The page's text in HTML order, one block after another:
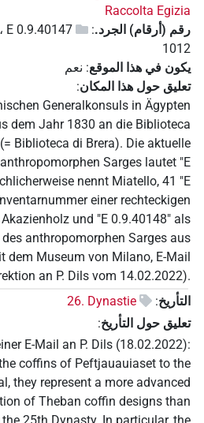
Raccolta Egizia
رقم (أرقام) الجرد.:
E 0.9.40147 ،
1012
يكون في هذا الموقع: نعم
تعليق حول هذا المكان:
Generalkonsuls in Ägypten
dem Jahr 1830 an die Biblioteca
Biblioteca di Brera). Die aktuelle
Sarges lautet "E
nennt Miatello, 41 "E
einer rechteckigen
und "E 0.9.40148" als
anthropomorphen Sarges aus
dem Museum von Milano, E-Mail
an P. Dils vom 14.02.2022).
التأريخ:
26. Dynastie
تعليق حول التأريخ:
E-Mail an P. Dils (18.02.2022):
coffins of Peftjauauiaset to the
they represent a more advanced
of Theban coffin designs than
25th Dynasty. In particular, the